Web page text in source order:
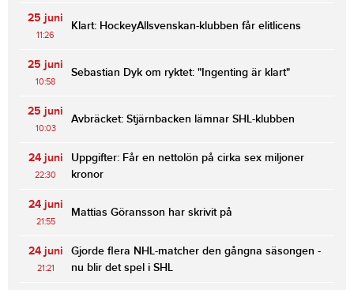
25 juni
11:26
Klart: HockeyAllsvenskan-klubben får elitlicens
25 juni
10:58
Sebastian Dyk om ryktet: "Ingenting är klart"
25 juni
10:03
Avbräcket: Stjärnbacken lämnar SHL-klubben
24 juni
22:30
Uppgifter: Får en nettolön på cirka sex miljoner
kronor
24 juni
21:55
Mattias Göransson har skrivit på
24 juni
21:21
Gjorde flera NHL-matcher den gångna säsongen -
nu blir det spel i SHL